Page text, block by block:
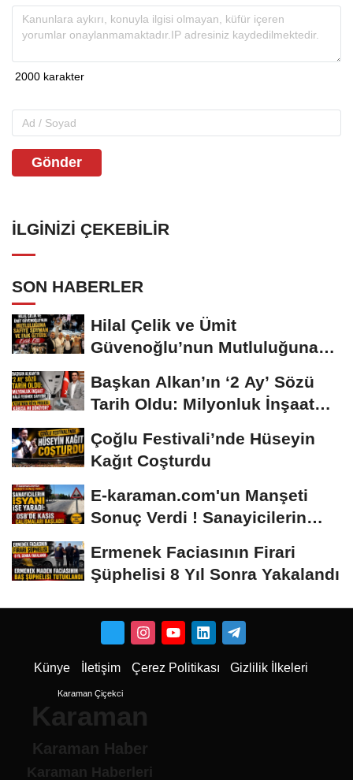
Gönder
İLGINIZI ÇEKEBILIR
SON HABERLER
Hilal Çelik ve Ümit
Güvenoğlu’nun Mutluluğuna
Başkan Alkan’ın ‘2 Ay’ Sözü
Tarih Oldu: Milyonluk İnşaat
Çoğlu Festivali’nde Hüseyin
Kağıt Coşturdu
E-karaman.com'un Manşeti
Sonuç Verdi ! Sanayicilerin
Ermenek Faciasının Firari
Şüphelisi 8 Yıl Sonra Yakalandı
Künye İletişim Çerez Politikası Gizlilik İlkeleri
Karaman Çiçekci
Karaman
Karaman Haber
Karaman Haberleri